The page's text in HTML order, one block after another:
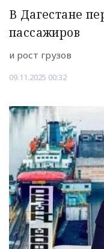
В Дагестане
пассажиров
и рост грузов
09.11.2025 00:32